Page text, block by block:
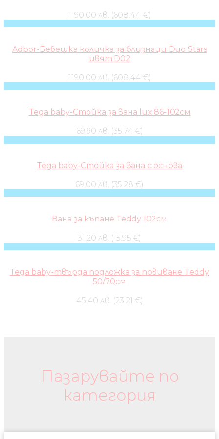
1190,00 лв. (608.44 €)
Adbor-Бебешка количка за близнаци Duo Stars
цвят:D02
1190,00 лв. (608.44 €)
Tega baby-Стойка за вана lux 86-102см
69,90 лв. (35.74 €)
Tega baby-Стойка за вана с основа
69,00 лв. (35.28 €)
Вана за къпане Teddy 102см
31,20 лв. (15.95 €)
Tega baby-твърда подложка за повиване Teddy
50/70см
45,40 лв. (23.21 €)
Пазарувайте по
категория